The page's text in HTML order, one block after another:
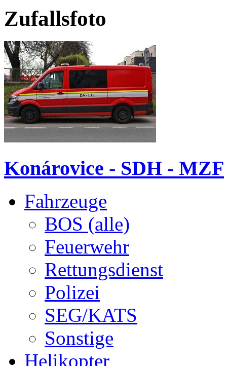
Zufallsfoto
Konárovice - SDH - MZF
Fahrzeuge
BOS (alle)
Feuerwehr
Rettungsdienst
Polizei
SEG/KATS
Sonstige
Helikopter